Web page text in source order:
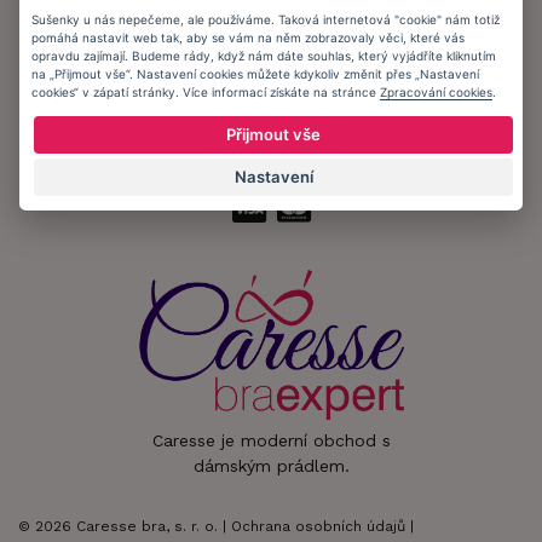
Caresse je moderní obchod s
dámským prádlem.
© 2026 Caresse bra, s. r. o. | Ochrana osobních údajů |
Zůstaňte s námi v kontaktu.
Sušenky u nás nepečeme, ale používáme. Taková internetová "cookie" nám totiž
pomáhá nastavit web tak, aby se vám na něm zobrazovaly věci, které vás
opravdu zajímají. Budeme rády, když nám dáte souhlas, který vyjádříte kliknutím
na „Přijmout vše“. Nastavení cookies můžete kdykoliv změnit přes „Nastavení
cookies“ v zápatí stránky. Více informací získáte na stránce Zpracování cookies
Přijmout vše
Nastavení